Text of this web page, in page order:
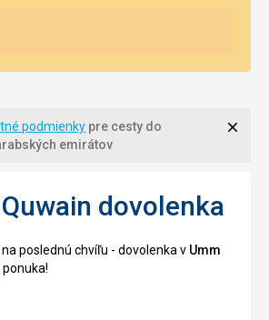
podmienky pre cesty do
emirátov
dovolenka
poslednú chvíľu - dovolenka v Umm
ponuka!